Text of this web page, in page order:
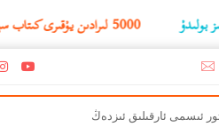
‫5000 لىرادىن يۇقىرى كىتاب سېتىۋالغۇچىلارغا تۈركىيە ئىچىگە ھەقسىز ئەۋەتىپ ېېرىلىدۇ